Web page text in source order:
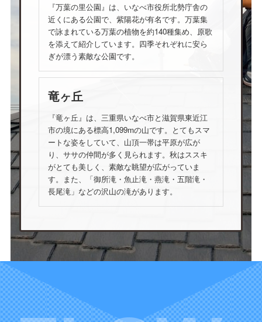
『万葉の里公園』は、いなべ市役所北勢庁舎の
近くにある公園で、紫陽花が有名です。万葉集
で詠まれている万葉の植物を約140種集め、原歌
を添えて紹介しています。四季それぞれに安ら
ぎが漂う素敵な公園です。
竜ヶ丘
『竜ヶ丘』は、三重県いなべ市と滋賀県東近江
市の境にある標高1,099mの山です。とてもスマ
ートな姿をしていて、山頂一帯は平原が広が
り、ササの仲間が多く見られます。秋はススキ
がとても美しく、素敵な眺望が広がっていま
す。また、「御所滝・魚止滝・燕滝・五階滝・
長尾滝」などの沢山の滝があります。